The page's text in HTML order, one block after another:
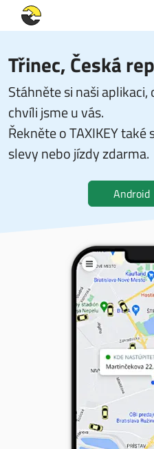
Třinec, Česká
Stáhněte si naši
chvíli jsme u vás.
Řekněte o TAXIKEY
slevy nebo jízdy zdarma.
Android